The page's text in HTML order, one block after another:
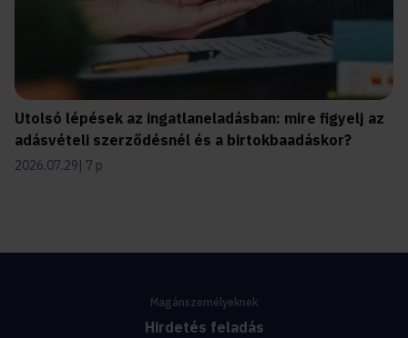
Utolsó lépések az ingatlaneladásban: mire figyelj az
adásvételi szerződésnél és a birtokbaadáskor?
2026.07.29 7 p
Magánszemélyeknek
Hirdetés feladás